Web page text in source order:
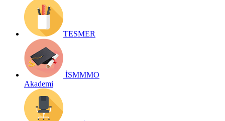
TESMER
İSMMMO
Akademi